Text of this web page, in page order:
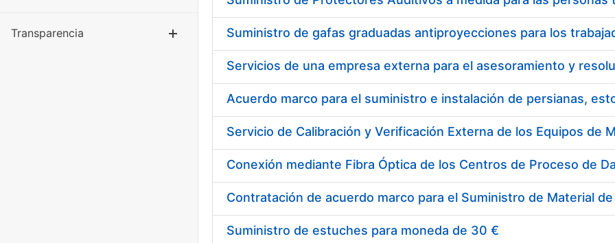
Transparencia Mostrar/Ocultar
Acuerdo marco para el suministro e instalación de persianas,
Suministro de estuches para moneda de 30 €